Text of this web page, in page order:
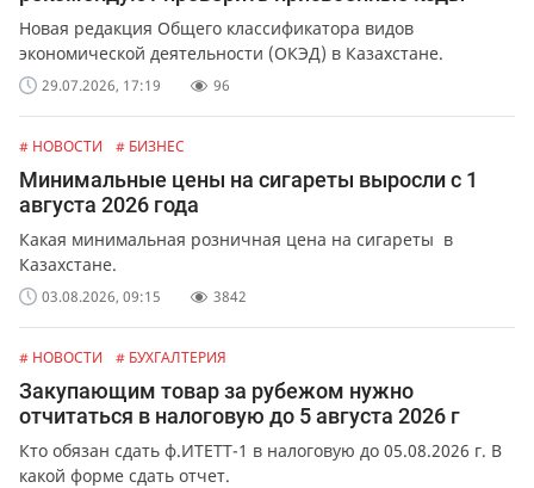
Новая редакция Общего классификатора видов
экономической деятельности (ОКЭД) в Казахстане.
29.07.2026, 17:19 96
# НОВОСТИ # БИЗНЕС
Минимальные цены на сигареты выросли с 1
августа 2026 года
Какая минимальная розничная цена на сигареты в
Казахстане.
03.08.2026, 09:15 3842
# НОВОСТИ # БУХГАЛТЕРИЯ
Закупающим товар за рубежом нужно
отчитаться в налоговую до 5 августа 2026 г
Кто обязан сдать ф.ИТЕТТ-1 в налоговую до 05.08.2026 г. В
какой форме сдать отчет.